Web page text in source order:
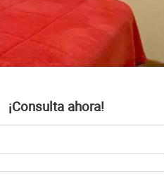
¡Consulta ahora!